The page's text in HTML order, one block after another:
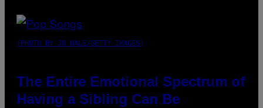
(PHOTO BY JO HALE/GETTY IMAGES)
The Entire Emotional Spectrum of
Having a Sibling Can Be